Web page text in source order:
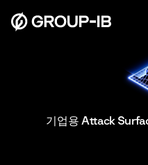
기업용 Attack